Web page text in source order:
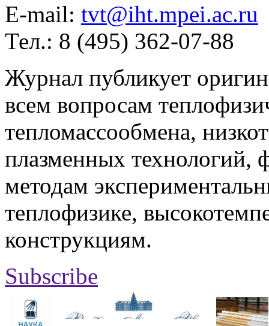
E-mail: tvt@iht.mpei.ac.ru
Тел.: 8 (495) 362-07-88
Журнал публикует
всем вопросам
тепломассообмена,
плазменных технологий,
методам
теплофизике,
конструкциям.
Subscribe